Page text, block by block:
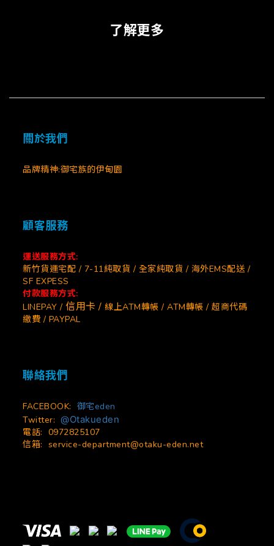
了解更多
關於我們
品牌精神:御宅族的伊甸園
顧客服務
運送服務方式:
新竹貨運宅配 / 7-11純取貨 / 全家純取貨 / 海外EMS配送 /
SF EXPESS
付款服務方式:
LINEPAY / 信用卡 / 線上ATM轉帳 / ATM轉帳 / 超商代碼
繳費 / PAYPAL
聯絡我們
FACEBOOK: 御宅eden
Twitter: @Otakueden
電話: 0972825107
信箱: service-department@otaku-eden.net